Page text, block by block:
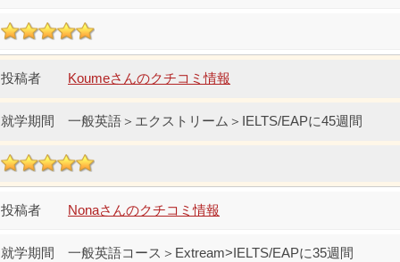
Koumeさんのクチコミ情報
一般英語＞エクストリーム＞IELTS/EAPに45週間
Nonaさんのクチコミ情報
一般英語コース＞Extream>IELTS/EAPに35週間